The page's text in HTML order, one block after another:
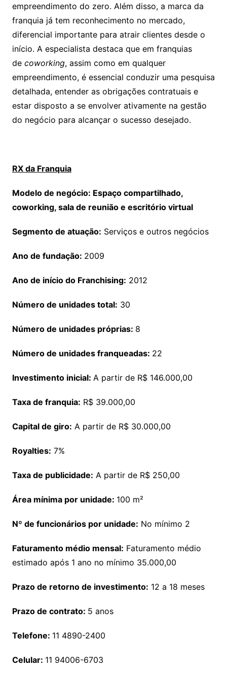
empreendimento do zero. Além disso, a marca da
franquia já tem reconhecimento no mercado,
diferencial importante para atrair clientes desde o
início. A especialista destaca que em franquias
de coworking, assim como em qualquer
empreendimento, é essencial conduzir uma pesquisa
detalhada, entender as obrigações contratuais e
estar disposto a se envolver ativamente na gestão
do negócio para alcançar o sucesso desejado.
RX da Franquia
Modelo de negócio: Espaço compartilhado,
coworking, sala de reunião e escritório virtual
Segmento de atuação: Serviços e outros negócios
Ano de fundação: 2009
Ano de início do Franchising: 2012
Número de unidades total: 30
Número de unidades próprias: 8
Número de unidades franqueadas: 22
Investimento inicial: A partir de R$ 146.000,00
Taxa de franquia: R$ 39.000,00
Capital de giro: A partir de R$ 30.000,00
Royalties: 7%
Taxa de publicidade: A partir de R$ 250,00
Área mínima por unidade: 100 m²
Nº de funcionários por unidade: No mínimo 2
Faturamento médio mensal: Faturamento médio
estimado após 1 ano no mínimo 35.000,00
Prazo de retorno de investimento: 12 a 18 meses
Prazo de contrato: 5 anos
Telefone: 11 4890-2400
Celular: 11 94006-6703